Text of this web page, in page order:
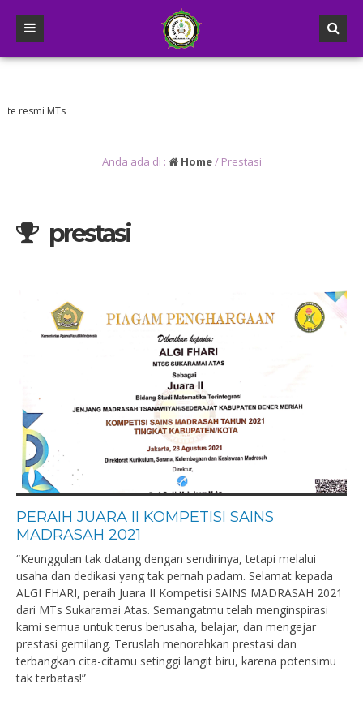
MTs
Anda ada di : Home/ Prestasi
prestasi
PERAIH JUARA II KOMPETISI SAINS
MADRASAH 2021
“Keunggulan tak datang dengan sendirinya, tetapi melalui
usaha dan dedikasi yang tak pernah padam. Selamat kepada
ALGI FHARI, peraih Juara II Kompetisi SAINS MADRASAH 2021
dari MTs Sukaramai Atas. Semangatmu telah menginspirasi
kami semua untuk terus berusaha, belajar, dan mengejar
prestasi gemilang. Teruslah menorehkan prestasi dan
terbangkan cita-citamu setinggi langit biru, karena potensimu
tak terbatas!”